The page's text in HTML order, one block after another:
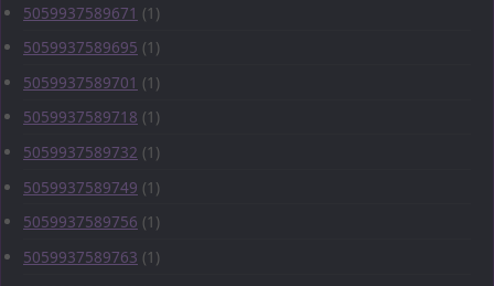
5059937589671 (1)
5059937589695 (1)
5059937589701 (1)
5059937589718 (1)
5059937589732 (1)
5059937589749 (1)
5059937589756 (1)
5059937589763 (1)